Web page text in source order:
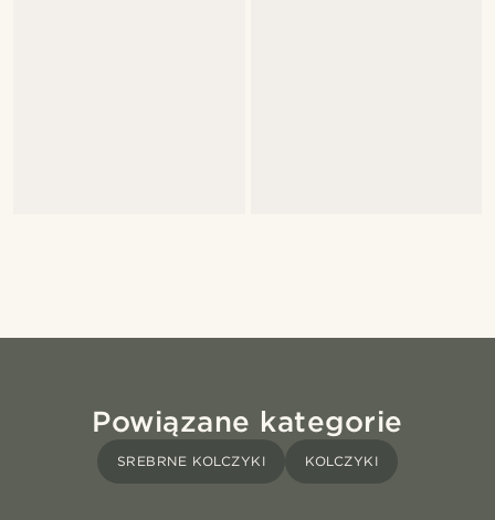
Powiązane kategorie
SREBRNE KOLCZYKI KOLCZYKI